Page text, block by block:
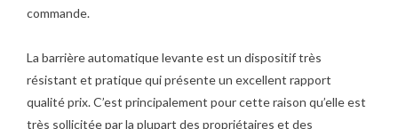
commande.
La barrière automatique levante est un dispositif très
résistant et pratique qui présente un excellent rapport
qualité prix. C’est principalement pour cette raison qu’elle est
très sollicitée par la plupart des propriétaires et des